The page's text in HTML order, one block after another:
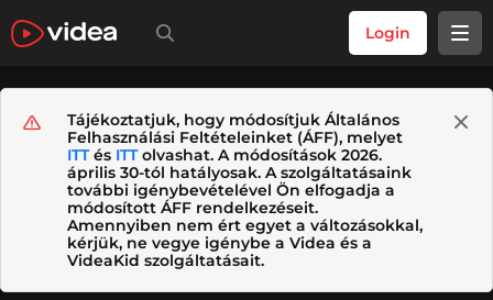
Login
Tájékoztatjuk, hogy módosítjuk Általános
Felhasználási Feltételeinket (ÁFF), melyet
ITTés ITTolvashat. A módosítások 2026.
április 30-tól hatályosak. A szolgáltatásaink
további igénybevételével Ön elfogadja a
módosított ÁFF rendelkezéseit.
Amennyiben nem ért egyet a változásokkal,
kérjük, ne vegye igénybe a Videa és a
VideaKid szolgáltatásait.